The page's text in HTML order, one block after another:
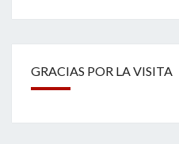
GRACIAS POR LA VISITA